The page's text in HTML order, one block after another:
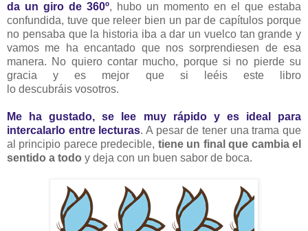
da un giro de 360º, hubo un momento en el que estaba
confundida, tuve que releer bien un par de capítulos porque
no pensaba que la historia iba a dar un vuelco tan grande y
vamos me ha encantado que nos sorprendiesen de esa
manera. No quiero contar mucho, porque si no pierde su
gracia y es mejor que si leéis este libro
lo descubráis vosotros.
Me ha gustado, se lee muy rápido y es ideal para
intercalarlo entre lecturas. A pesar de tener una trama que
al principio parece predecible, tiene un final que cambia el
sentido a todo y deja con un buen sabor de boca.